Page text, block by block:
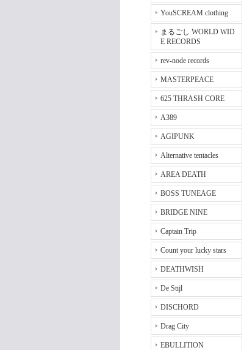
YouSCREAM clothing
まるごし WORLD WID
E RECORDS
rev-node records
MASTERPEACE
625 THRASH CORE
A389
AGIPUNK
Alternative tentacles
AREA DEATH
BOSS TUNEAGE
BRIDGE NINE
Captain Trip
Count your lucky stars
DEATHWISH
De Stijl
DISCHORD
Drag City
EBULLITION